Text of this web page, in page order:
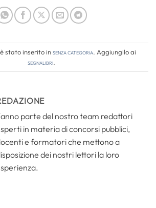
stato inserito inSenza categoria. Aggiungilo ai
segnalibri.
parte del nostro team redattori
in materia di concorsi pubblici,
e formatori che mettono a
dei nostri lettori la loro